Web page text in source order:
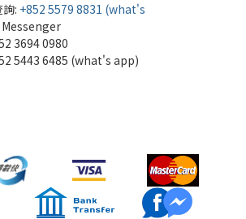
: +852 5579 8831 (what's
3694 0980
5443 6485 (what's app)